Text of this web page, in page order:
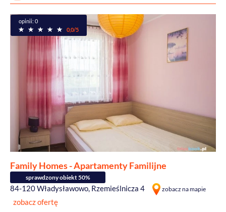
opinii: 0
0,0/5
Family Homes - Apartamenty Familijne
sprawdzony obiekt 50%
84-120 Władysławowo, Rzemieślnicza 4 zobacz na mapie
zobacz ofertę